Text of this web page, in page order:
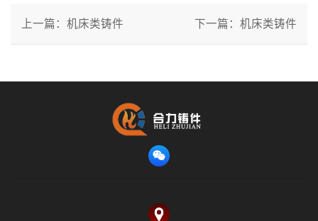
上一篇：机床类铸件 下一篇：机床类铸件